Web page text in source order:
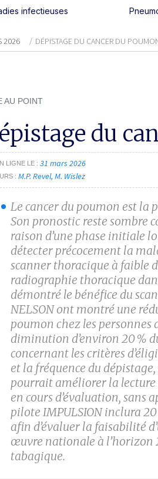
infectieuses
2026 DÉPISTAGE DU CANCER DU
AU POINT
du
LIGNE LE 31 mars 2026
M.P. Revel M. Wislez
Le cancer du poumon est la
Son pronostic reste sombre
raison d’une phase initiale
détecter précocement la
scanner thoracique à faible
radiographie thoracique
démontré le bénéfice du
NELSON ont montré une
poumon chez les
diminution d’environ 20 %
concernant les critères
et la fréquence du
pourrait améliorer la lecture
en cours d’évaluation, sans
pilote IMPULSION inclura
afin d’évaluer la faisabilité
œuvre nationale à l’horizon
tabagique.